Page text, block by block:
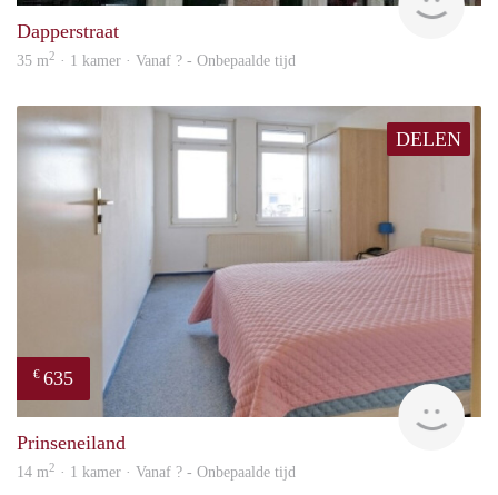
Dapperstraat
35 m2 · 1 kamer · Vanaf ? - Onbepaalde tijd
DELEN
€ 635
Prinseneiland
14 m2 · 1 kamer · Vanaf ? - Onbepaalde tijd